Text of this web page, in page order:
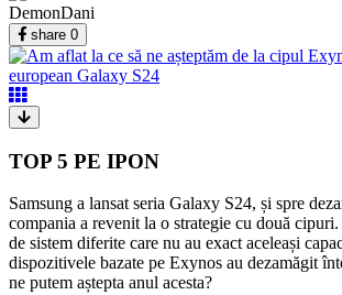
DemonDani
share 0
TOP 5 PE IPON
Samsung a lansat seria Galaxy S24, și spre
compania a revenit la o strategie cu două
de sistem diferite care nu au exact aceleași
dispozitivele bazate pe Exynos au dezamăgit
ne putem aștepta anul acesta?